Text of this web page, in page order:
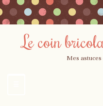
Le coin
Mes